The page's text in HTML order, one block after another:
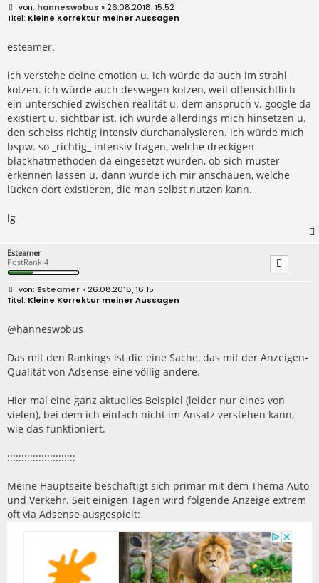
B
e
r
a
hanneswobus » 26.08.2018, 15:52
Kleine Korrektur meiner Aussagen
esteamer.
ich verstehe deine emotion u. ich würde da auch im strahl
kotzen. ich würde auch deswegen kotzen, weil offensichtlich
ein unterschied zwischen realität u. dem anspruch v. google da
existiert u. sichtbar ist. ich würde allerdings mich hinsetzen u.
den scheiss richtig intensiv durchanalysieren. ich würde mich
bspw. so _richtig_ intensiv fragen, welche dreckigen
blackhatmethoden da eingesetzt wurden, ob sich muster
erkennen lassen u. dann würde ich mir anschauen, welche
lücken dort existieren, die man selbst nutzen kann.
lg
Esteamer
PostRank 4
B
e
i
r
a
Esteamer» 26.08.2018, 16:15
Kleine Korrektur meiner Aussagen
@hanneswobus
Das mit den Rankings ist die eine Sache, das mit der Anzeigen-
Qualität von Adsense eine völlig andere.
Hier mal eine ganz aktuelles Beispiel (leider nur eines von
vielen), bei dem ich einfach nicht im Ansatz verstehen kann,
wie das funktioniert.
::::::::::::::::::::::::
Meine Hauptseite beschäftigt sich primär mit dem Thema Auto
und Verkehr. Seit einigen Tagen wird folgende Anzeige extrem
oft via Adsense ausgespielt: